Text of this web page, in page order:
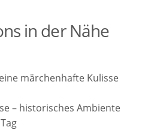
in der Nähe
märchenhafte Kulisse
– historisches Ambiente